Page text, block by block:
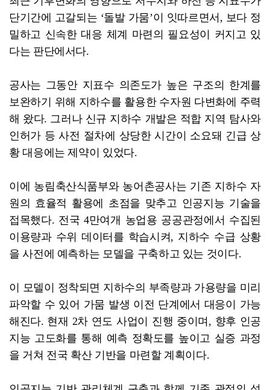
단기간에 고갈되는 ‘돌발 가뭄’이 잇따르면서, 보다 정
밀하고 신속한 대응 체계 마련의 필요성이 커지고 있
다는 판단에서다.
공사는 그동안 지표수 의존도가 높은 구조의 한계를
보완하기 위해 지하수를 활용한 수자원 다변화에 주력
해 왔다. 그러나 신규 지하수 개발은 적합 지역 탐사와
인허가 등 사전 절차에 상당한 시간이 소요돼 긴급 상
황 대응에는 제약이 있었다.
이에 농림축산식품부와 농어촌공사는 기존 지하수 자
원의 효율적 활용에 초점을 맞추고 인공지능 기술을
접목했다. 전국 4만여개 농업용 공공관정에서 수집된
이용량과 수위 데이터를 학습시켜, 지하수 수급 상황
을 사전에 예측하는 모델을 구축하고 있는 것이다.
이 모델이 정착되면 지하수의 부족량과 가용량을 미리
파악할 수 있어 가뭄 발생 이전 단계에서 대응이 가능
해진다. 현재 2차 연도 사업이 진행 중이며, 향후 인공
지능 고도화를 통해 예측 정확도를 높이고 실증 과정
을 거쳐 전국 확산 기반을 마련할 계획이다.